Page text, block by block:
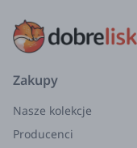
Zakupy
Nasze kolekcje
Producenci